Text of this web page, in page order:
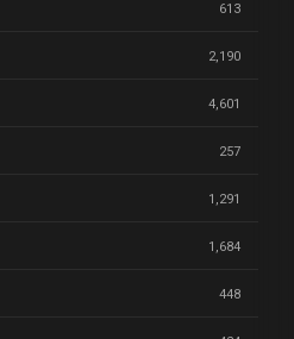
613
2,190
4,601
257
1,291
1,684
448